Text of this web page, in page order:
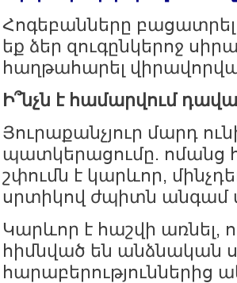
Հոգեբանները բացատրել
եք ձեր զուգընկերոջ
հաղթահարել
Ի՞նչն է համարվում
Յուրաքանչյուր մարդ
պատկերացումը. ոմանց
շփումն է կարևոր,
սրտիկով ժպիտն
Կարևոր է հաշվի առնել,
հիմնված են անձնական
հարաբերություններից